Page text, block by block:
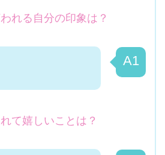
れる自分の印象は？
A1
て嬉しいことは？